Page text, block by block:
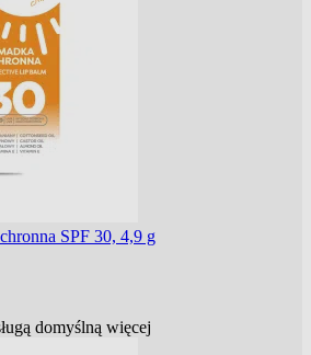
SPF 30, 4,9 g
domyślną więcej